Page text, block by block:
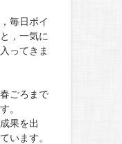
毎日ポイ
，一気に
ってきま
ごろまで
。
果を出
います。